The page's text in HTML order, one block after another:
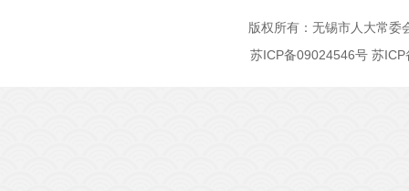
版权所有：无锡市人大常
苏ICP备09024546号 苏ICP